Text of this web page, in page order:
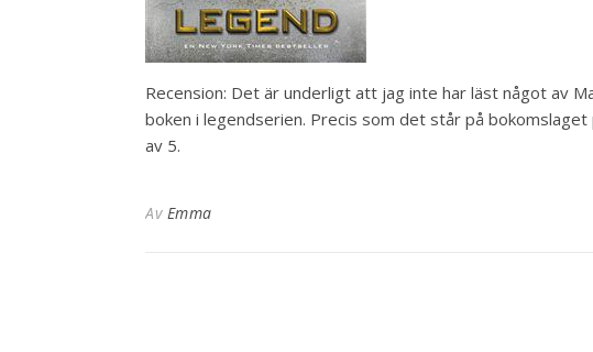
Recension: Det är underligt att jag inte har läst något av
boken i legendserien. Precis som det står på
av 5.
Av Emma